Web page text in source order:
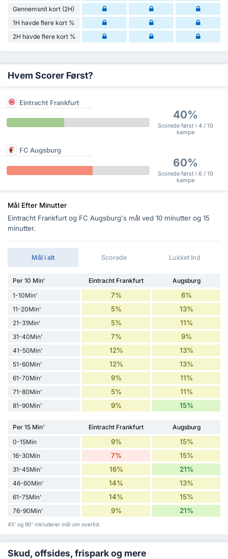
Gennemsnit kort (2H)
1H havde flere kort %
2H havde flere kort %
Hvem Scorer Først?
Eintracht Frankfurt
40%
Scorede først i 4 / 10
kampe
FC Augsburg
60%
Scorede først i 6 / 10
kampe
Mål Efter Minutter
Eintracht Frankfurt og FC Augsburg's mål ved 10 minutter og 15
minutter.
Mål i alt Scorede Lukket Ind
Per 10 Min' Eintracht Frankfurt
Augsburg
1-10Min'
7% 6%
11-20Min' 5% 13%
21-31Min' 5% 11%
31-40Min' 7% 9%
41-50Min' 12% 13%
51-60Min' 12% 13%
61-70Min' 9% 11%
71-80Min' 5% 11%
81-90Min' 9% 15%
Per 15 Min' Eintracht Frankfurt
Augsburg
0-15Min
9% 15%
16-30Min 7% 15%
31-45Min' 16% 21%
46-60Min' 14% 13%
61-75Min' 14% 15%
76-90Min' 9% 21%
45' og 90' inkluderer mål om overtid.
Skud, offsides, frispark og mere